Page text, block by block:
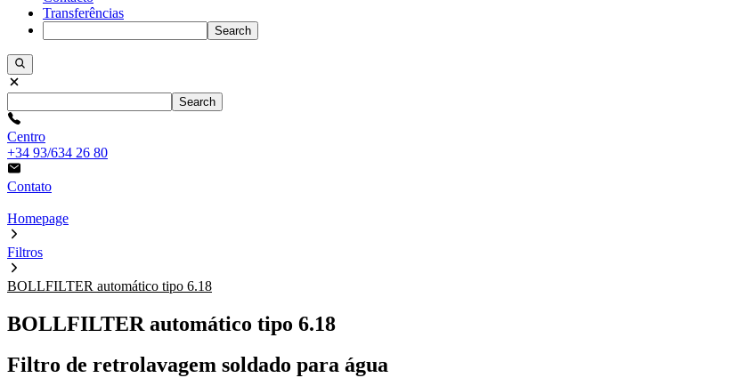
Transferências
Search
Search
Centro
+34 93/634 26 80
Contato
Homepage
Filtros
BOLLFILTER automático tipo 6.18
BOLLFILTER automático tipo 6.18
Filtro de retrolavagem soldado para água